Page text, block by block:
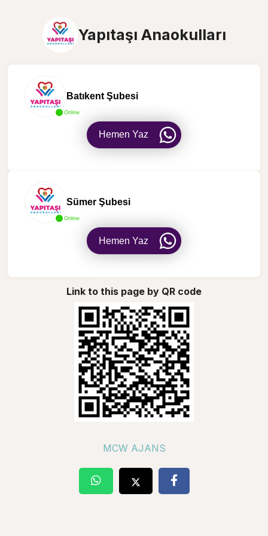
Yapıtaşı Anaokulları
Online
Batıkent Şubesi
Hemen Yaz
Online
Sümer Şubesi
Hemen Yaz
Link to this page by QR code
MCW AJANS